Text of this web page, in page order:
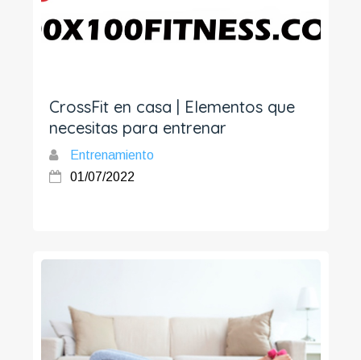
CrossFit en casa | Elementos que
necesitas para entrenar
Entrenamiento
01/07/2022